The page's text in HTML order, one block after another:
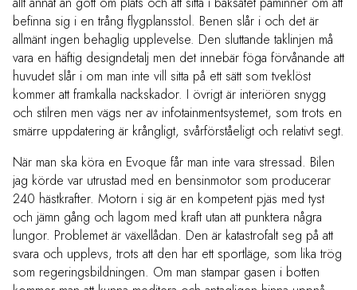
befinna sig i en trång flygplansstol. Benen slår i och det är
allmänt ingen behaglig upplevelse. Den sluttande taklinjen må
vara en häftig designdetalj men det innebär föga förvånande att
huvudet slår i om man inte vill sitta på ett sätt som tveklöst
kommer att framkalla nackskador. I övrigt är interiören snygg
och stilren men vägs ner av infotainmentsystemet, som trots en
smärre uppdatering är krångligt, svårförståeligt och relativt segt.
När man ska köra en Evoque får man inte vara stressad. Bilen
jag körde var utrustad med en bensinmotor som producerar
240 hästkrafter. Motorn i sig är en kompetent pjäs med tyst
och jämn gång och lagom med kraft utan att punktera några
lungor. Problemet är växellådan. Den är katastrofalt seg på att
svara och upplevs, trots att den har ett sportläge, som lika trög
som regeringsbildningen. Om man stampar gasen i botten